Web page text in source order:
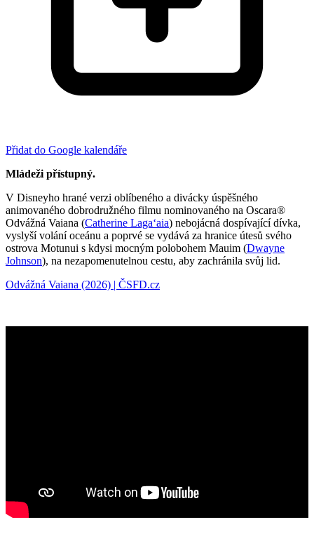
Přidat do Google kalendáře
Mládeži přístupný.
V Disneyho hrané verzi oblíbeného a divácky úspěšného
animovaného dobrodružného filmu nominovaného na Oscara®
Odvážná Vaiana (Catherine Lagaʻaia) nebojácná dospívající dívka,
vyslyší volání oceánu a poprvé se vydává za hranice útesů svého
ostrova Motunui s kdysi mocným polobohem Mauim (Dwayne
Johnson), na nezapomenutelnou cestu, aby zachránila svůj lid.
Odvážná Vaiana (2026) | ČSFD.cz